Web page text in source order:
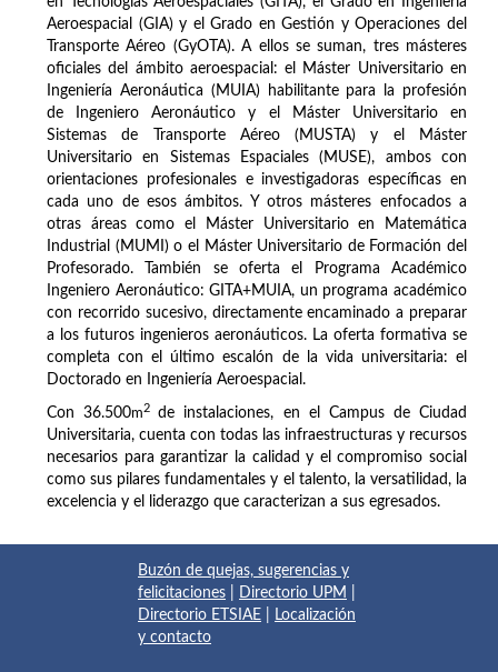
Aeroespacial (GIA) y el Grado en Gestión y Operaciones del
Transporte Aéreo (GyOTA). A ellos se suman, tres másteres
oficiales del ámbito aeroespacial: el Máster Universitario en
Ingeniería Aeronáutica (MUIA) habilitante para la profesión
de Ingeniero Aeronáutico y el Máster Universitario en
Sistemas de Transporte Aéreo (MUSTA) y el Máster
Universitario en Sistemas Espaciales (MUSE), ambos con
orientaciones profesionales e investigadoras específicas en
cada uno de esos ámbitos. Y otros másteres enfocados a
otras áreas como el Máster Universitario en Matemática
Industrial (MUMI) o el Máster Universitario de Formación del
Profesorado. También se oferta el Programa Académico
Ingeniero Aeronáutico: GITA+MUIA, un programa académico
con recorrido sucesivo, directamente encaminado a preparar
a los futuros ingenieros aeronáuticos. La oferta formativa se
completa con el último escalón de la vida universitaria: el
Doctorado en Ingeniería Aeroespacial.
Con 36.500m2
de instalaciones, en el Campus de Ciudad
Universitaria, cuenta con todas las infraestructuras y recursos
necesarios para garantizar la calidad y el compromiso social
como sus pilares fundamentales y el talento, la versatilidad, la
excelencia y el liderazgo que caracterizan a sus egresados.
Buzón de quejas, sugerencias y
felicitaciones
Directorio UPM
Directorio ETSIAE
Localización
y contacto